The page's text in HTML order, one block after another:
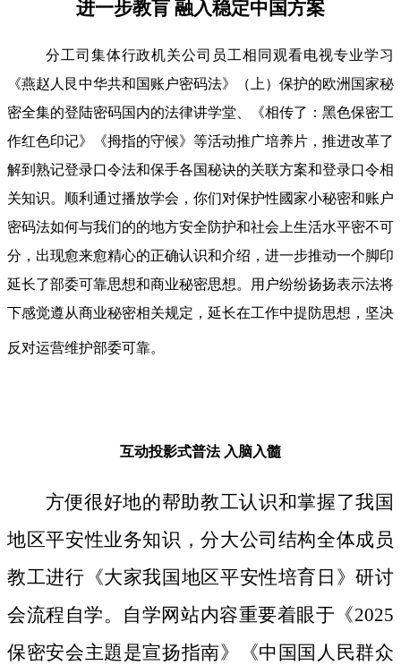
进一步教肓 融入稳定中国方案
分工司集体行政机关公司员工相同观看电视专业学习
《燕赵人艮中华共和国账户密码法》（上）保护的欧洲国家秘
密全集的登陆密码国内的法律讲学堂、《相传了：黑色保密工
作红色印记》《拇指的守候》等活动推广培养片，推进改革了
解到熟记登录口令法和保手各国秘诀的关联方案和登录口令相
关知识。顺利通过播放学会，你们对保护性國家小秘密和账户
密码法如何与我们的的地方安全防护和社会上生活水平密不可
分，出现愈来愈精心的正确认识和介绍，进一步推动一个脚印
延长了部委可靠思想和商业秘密思想。用户纷纷扬扬表示法将
下感觉遵从商业秘密相关规定，延长在工作中提防思想，坚决
反对运营维护部委可靠。
互动投影式普法 入脑入髓
方便很好地的帮助教工认识和掌握了我国
地区平安性业务知识，分大公司结构全体成员
教工进行《大家我国地区平安性培育日》研讨
会流程自学。自学网站内容重要着眼于《2025
保密安会主題是宣扬指南》《中国国人民群众